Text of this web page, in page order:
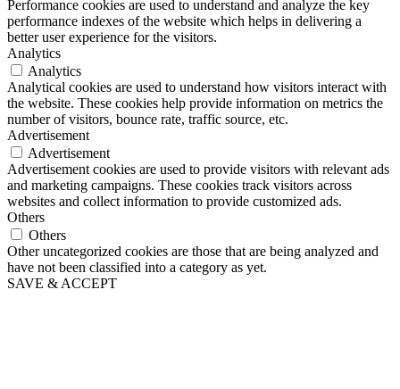
Performance cookies are used to understand and analyze the key
performance indexes of the website which helps in delivering a
better user experience for the visitors.
Analytics
Analytics
Analytical cookies are used to understand how visitors interact with
the website. These cookies help provide information on metrics the
number of visitors, bounce rate, traffic source, etc.
Advertisement
Advertisement
Advertisement cookies are used to provide visitors with relevant ads
and marketing campaigns. These cookies track visitors across
websites and collect information to provide customized ads.
Others
Others
Other uncategorized cookies are those that are being analyzed and
have not been classified into a category as yet.
SAVE & ACCEPT